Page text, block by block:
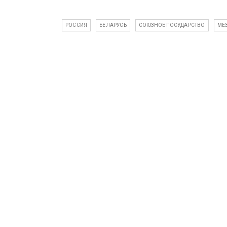
РОССИЯ БЕЛАРУСЬ СОЮЗНОЕ ГОСУДАРСТВО